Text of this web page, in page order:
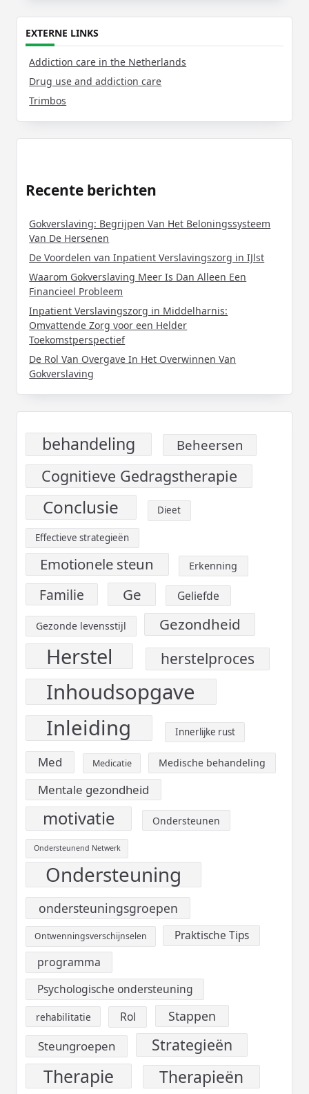
EXTERNE LINKS
Addiction care in the Netherlands
Drug use and addiction care
Trimbos
Recente berichten
Gokverslaving: Begrijpen Van Het Beloningssysteem
Van De Hersenen
De Voordelen van Inpatient Verslavingszorg in IJlst
Waarom Gokverslaving Meer Is Dan Alleen Een
Financieel Probleem
Inpatient Verslavingszorg in Middelharnis:
Omvattende Zorg voor een Helder
Toekomstperspectief
De Rol Van Overgave In Het Overwinnen Van
Gokverslaving
behandeling Beheersen
Cognitieve Gedragstherapie
Conclusie Dieet
Effectieve strategieën
Emotionele steun Erkenning
Familie Ge Geliefde
Gezonde levensstijl Gezondheid
Herstel herstelproces
Inhoudsopgave
Inleiding
Innerlijke rust
Med Medicatie Medische behandeling
Mentale gezondheid
motivatie Ondersteunen
Ondersteunend Netwerk
Ondersteuning
ondersteuningsgroepen
Ontwenningsverschijnselen Praktische Tips
programma
Psychologische ondersteuning
rehabilitatie Rol Stappen
Steungroepen Strategieën
Therapie Therapieën